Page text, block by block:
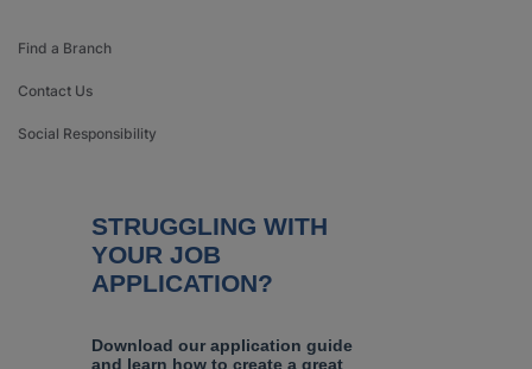
Find a Branch
Contact Us
Social Responsibility